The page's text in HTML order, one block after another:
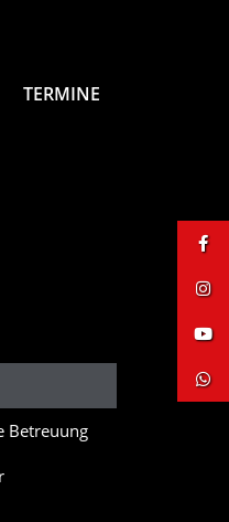
TERMINE
Betreuung